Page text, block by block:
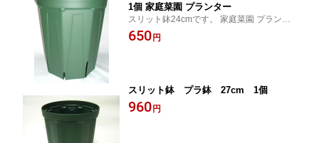
1個 家庭菜園 プランター
スリット鉢24cmです。 家庭菜園 プランタ
ー
650 円
スリット鉢 プラ鉢 27cm 1個
960 円